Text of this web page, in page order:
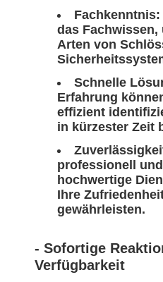
Fachkenntnis:
das Fachwissen,
Arten von
Schnelle
Erfahrung
effizient
in kürzester Zeit
professionell
hochwertige
Ihre
gewährleisten.
- Sofortige
Verfügbarkeit